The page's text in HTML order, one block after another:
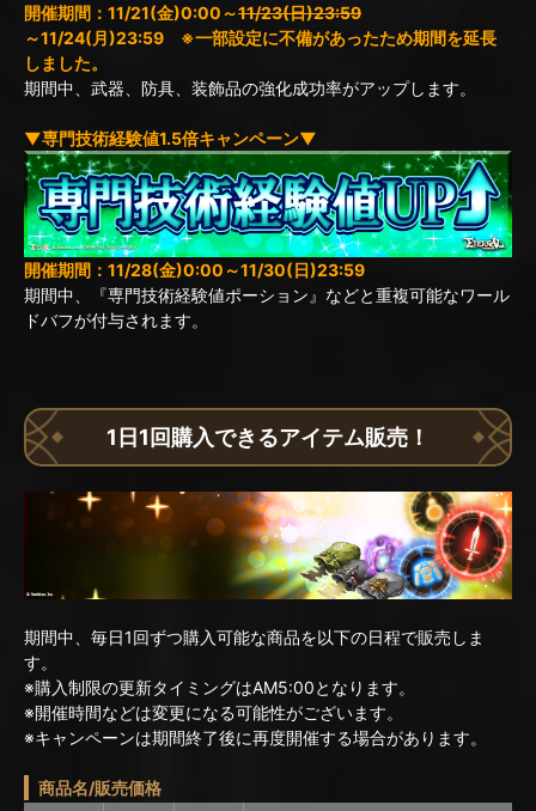
開催期間：11/21(金)0:00～11/23(日)23:59
～11/24(月)23:59 ※一部設定に不備があったため期間を延長
しました。
期間中、武器、防具、装飾品の強化成功率がアップします。
▼専門技術経験値1.5倍キャンペーン▼
開催期間：11/28(金)0:00～11/30(日)23:59
期間中、『専門技術経験値ポーション』などと重複可能なワール
ドバフが付与されます。
1日1回購入できるアイテム販売！
期間中、毎日1回ずつ購入可能な商品を以下の日程で販売しま
す。
※購入制限の更新タイミングはAM5:00となります。
※開催時間などは変更になる可能性がございます。
※キャンペーンは期間終了後に再度開催する場合があります。
商品名/販売価格